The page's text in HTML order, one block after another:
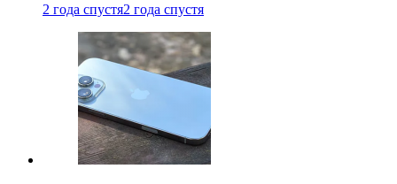
2 года спустя2 года спустя